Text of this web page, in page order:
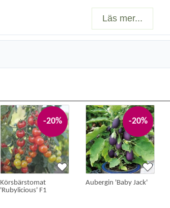
Läs mer...
-20%
Körsbärstomat
'Rubylicious' F1
-20%
Aubergin 'Baby Jack'